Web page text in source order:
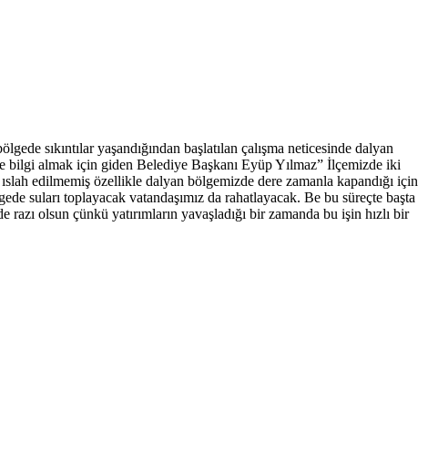
sıkıntılar yaşandığından başlatılan çalışma neticesinde dalyan
bilgi almak için giden Belediye Başkanı Eyüp Yılmaz” İlçemizde iki
edilmemiş özellikle dalyan bölgemizde dere zamanla kapandığı için
suları toplayacak vatandaşımız da rahatlayacak. Be bu süreçte başta
olsun çünkü yatırımların yavaşladığı bir zamanda bu işin hızlı bir